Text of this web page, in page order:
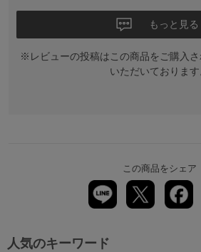
もっと見る
※レビューの投稿はこの商品をご購入
いただいております
この商品をシェア
人気のキーワード